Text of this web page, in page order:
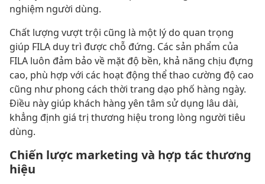
nghiệm người dùng.
Chất lượng vượt trội cũng là một lý do quan trọng
giúp FILA duy trì được chỗ đứng. Các sản phẩm của
FILA luôn đảm bảo về mặt độ bền, khả năng chịu đựng
cao, phù hợp với các hoạt động thể thao cường độ cao
cũng như phong cách thời trang dạo phố hàng ngày.
Điều này giúp khách hàng yên tâm sử dụng lâu dài,
khẳng định giá trị thương hiệu trong lòng người tiêu
dùng.
Chiến lược marketing và hợp tác thương
hiệu